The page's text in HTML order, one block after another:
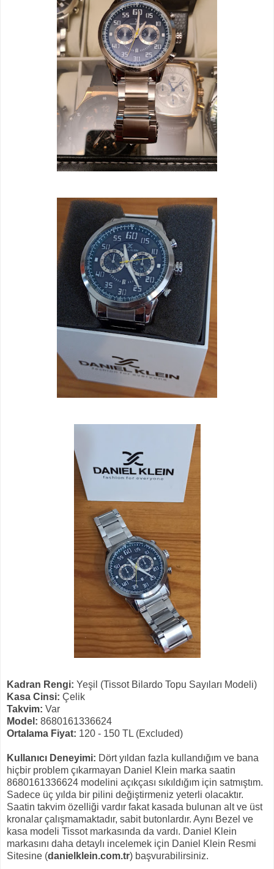
Kadran Rengi: Yeşil (Tissot Bilardo Topu Sayıları Modeli)
Kasa Cinsi: Çelik
Takvim: Var
Model: 8680161336624
Ortalama Fiyat: 120 - 150 TL (Excluded)
Kullanıcı Deneyimi: Dört yıldan fazla kullandığım ve bana
hiçbir problem çıkarmayan Daniel Klein marka saatin
8680161336624 modelini açıkçası sıkıldığım için satmıştım.
Sadece üç yılda bir pilini değiştirmeniz yeterli olacaktır.
Saatin takvim özelliği vardır fakat kasada bulunan alt ve üst
kronalar çalışmamaktadır, sabit butonlardır. Aynı Bezel ve
kasa modeli Tissot markasında da vardı. Daniel Klein
markasını daha detaylı incelemek için Daniel Klein Resmi
Sitesine (danielklein.com.tr) başvurabilirsiniz.